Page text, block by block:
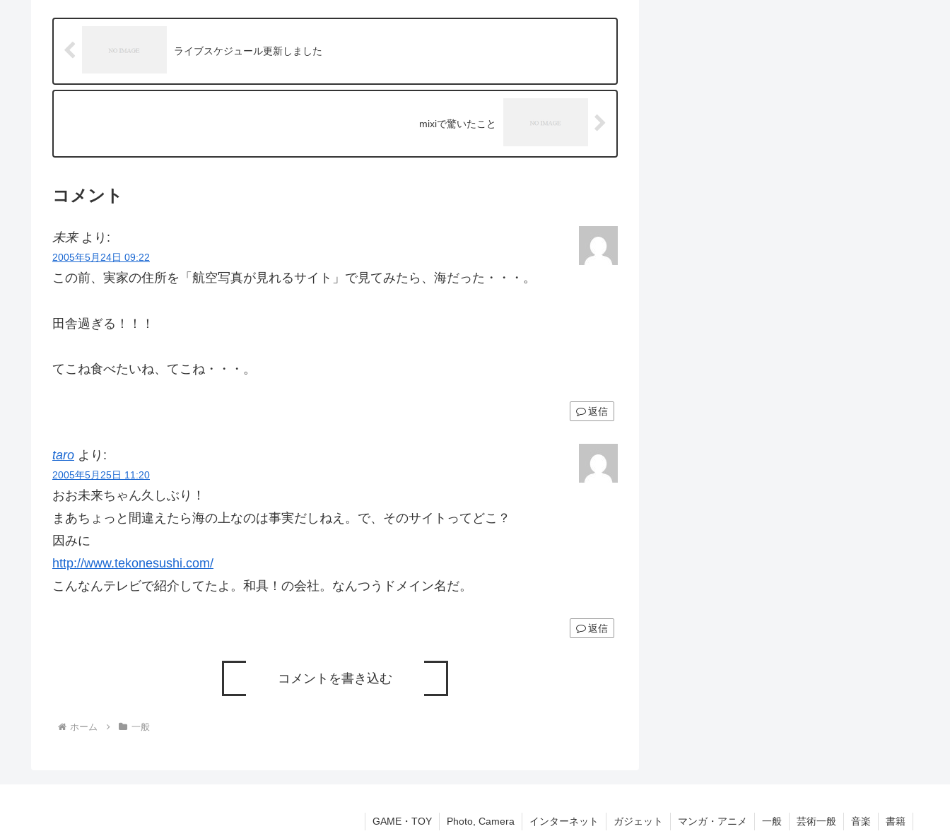
ライブスケジュール更新しました
mixiで驚いたこと
コメント
未来 より:
2005年5月24日 09:22
この前、実家の住所を「航空写真が見れるサイト」で見てみたら、海だった・・・。
田舎過ぎる！！！
てこね食べたいね、てこね・・・。
返信
taro より:
2005年5月25日 11:20
おお未来ちゃん久しぶり！
まあちょっと間違えたら海の上なのは事実だしねえ。で、そのサイトってどこ？
因みに
http://www.tekonesushi.com/
こんなんテレビで紹介してたよ。和具！の会社。なんつうドメイン名だ。
返信
コメントを書き込む
ホーム 一般
GAME・TOY Photo, Camera インターネット ガジェット マンガ・アニメ 一般 芸術一般 音楽 書籍